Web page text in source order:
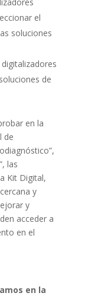
el
soluciones
de
en la
de
las
Kit Digital,
y
y
acceder a
en el
en la